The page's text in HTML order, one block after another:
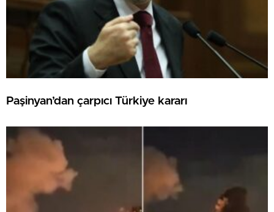
Paşinyan’dan çarpıcı Türkiye kararı